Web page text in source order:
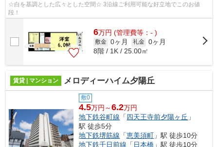
☆白を基調とした広々とした空間☆ 3沿線ご利用可能な好立地でこのお値
段！
6万円 (管理費等：- )
敷金 0ヶ月 礼金 0ヶ月
8階 / 1K / 25.00㎡
賃貸 | マンション メロディーハイム夕陽丘
敷0
4.5万円～6.2万円
地下鉄谷町線 「四天王寺前夕陽ヶ丘 」
駅 徒歩5分
地下鉄堺筋線 「恵美須町 」駅 徒歩10分
地下鉄千日前線 「 日本橋 」駅 徒歩10分